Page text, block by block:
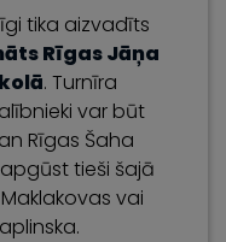
tika aizvadīts
Rīgas Jāņa
. Turnīra
var būt
Rīgas Šaha
tieši šajā
vai